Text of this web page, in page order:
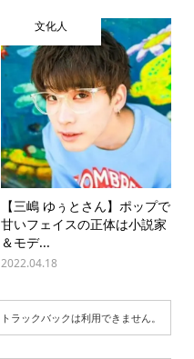
文化人
【三嶋 ゆぅとさん】ポップで
甘いフェイスの正体は小説家
＆モデ...
2022.04.18
トラックバックは利用できません。